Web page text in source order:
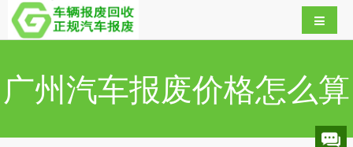
广州汽车报废价格怎么算